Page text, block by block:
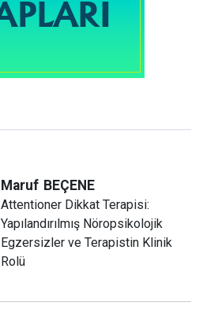
Maruf BEÇENE
Attentioner Dikkat Terapisi:
Yapılandırılmış Nöropsikolojik
Egzersizler ve Terapistin Klinik
Rolü